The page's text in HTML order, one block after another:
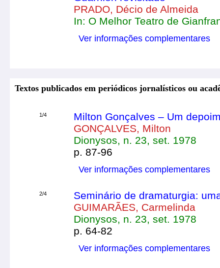
PRADO, Décio de Almeida
In: O Melhor Teatro de
Ver informações complementares
Textos publicados em periódicos jornalísticos ou
1/4
Milton Gonçalves – Um
GONÇALVES, Milton
Dionysos, n. 23, set. 1978
p. 87-96
Ver informações complementares
2/4
Seminário de dramaturgia:
GUIMARÃES, Carmelinda
Dionysos, n. 23, set. 1978
p. 64-82
Ver informações complementares